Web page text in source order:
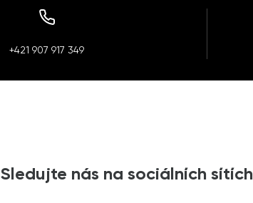
+421 907 917 349
Sledujte nás na sociálních sítích